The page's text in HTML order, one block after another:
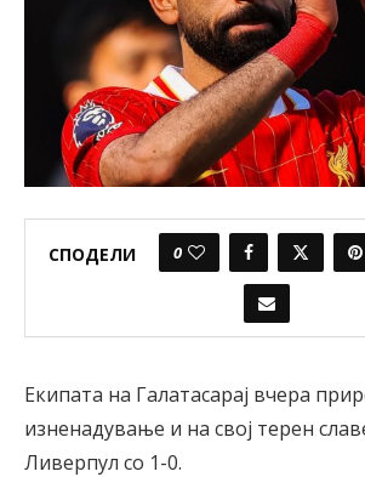
СПОДЕЛИ 0
Екипата на Галатасарај вчера
изненадување и на свој терен
Ливерпул со 1-0.